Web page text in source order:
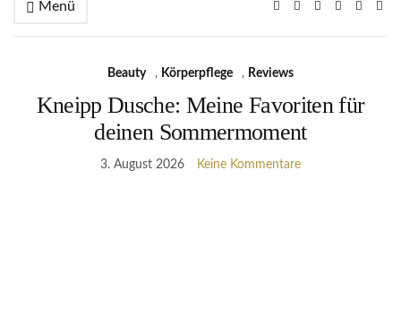
Menü
Beauty , Körperpflege , Reviews
Kneipp Dusche: Meine Favoriten für
deinen Sommermoment
3. August 2026 Keine Kommentare